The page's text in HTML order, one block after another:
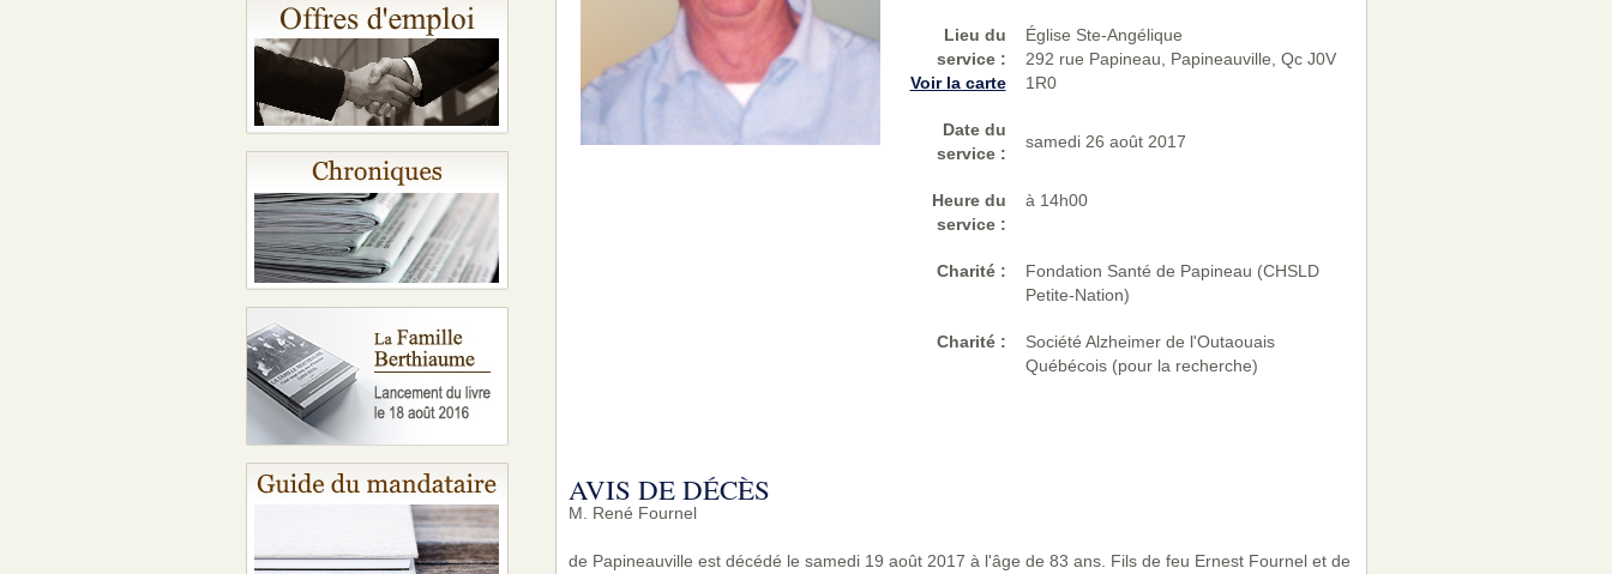
Lieu du
service :
Voir la carte
Église Ste-Angélique
292 rue Papineau, Papineauville, Qc J0V
1R0
Date du
service :
samedi 26 août 2017
Heure du
service :
à 14h00
Charité:
Fondation Santé de Papineau (CHSLD
Petite-Nation)
Charité:
Société Alzheimer de l'Outaouais
Québécois (pour la recherche)
AVIS DE DÉCÈS
M. René Fournel
de Papineauville est décédé le samedi 19 août 2017 à l'âge de 83 ans. Fils de feu Ernest Fournel et de